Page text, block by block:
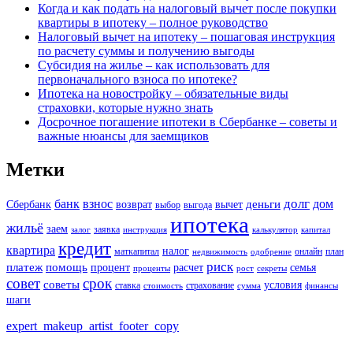
Когда и как подать на налоговый вычет после покупки
квартиры в ипотеку – полное руководство
Налоговый вычет на ипотеку – пошаговая инструкция
по расчету суммы и получению выгоды
Субсидия на жилье – как использовать для
первоначального взноса по ипотеке?
Ипотека на новостройку – обязательные виды
страховки, которые нужно знать
Досрочное погашение ипотеки в Сбербанке – советы и
важные нюансы для заемщиков
Метки
Сбербанк банк взнос возврат выбор выгода вычет деньги долг дом
жильё заем залог заявка инструкция ипотека калькулятор капитал
квартира кредит маткапитал налог недвижимость одобрение онлайн план
платеж помощь процент проценты расчет риск рост секреты семья
совет советы срок ставка стоимость страхование сумма условия финансы
шаги
expert_makeup_artist_footer_copy